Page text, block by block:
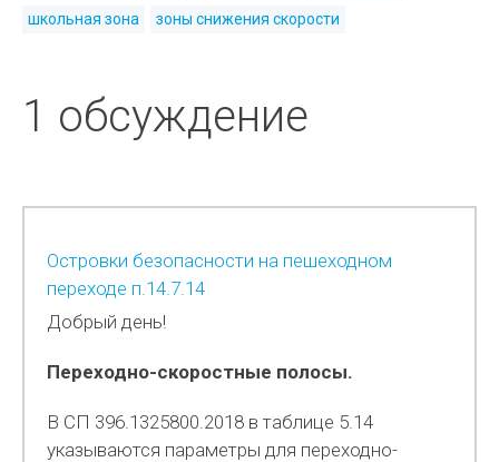
школьная зона
зоны снижения скорости
1 обсуждение
Островки безопасности на пешеходном
переходе п.14.7.14
Добрый день!
Переходно-скоростные полосы.
В СП 396.1325800.2018 в таблице 5.14
указываются параметры для переходно-